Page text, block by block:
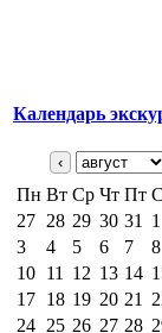
Календарь
‹
Пн Вт Ср Чт Пт
27 28 29 30 31 1
3
4 5 6 7 8
10 11 12 13 14
17 18 19 20 21
24 25 26 27 28